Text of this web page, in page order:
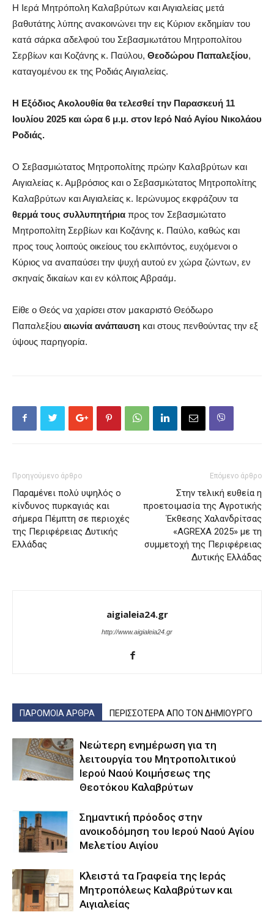
Η Ιερά Μητρόπολη Καλαβρύτων και Αιγιαλείας μετά
βαθυτάτης λύπης ανακοινώνει την εις Κύριον εκδημίαν του
κατά σάρκα αδελφού του Σεβασμιωτάτου Μητροπολίτου
Σερβίων και Κοζάνης κ. Παύλου, Θεοδώρου Παπαλεξίου,
καταγομένου εκ της Ροδιάς Αιγιαλείας.
Η Εξόδιος Ακολουθία θα τελεσθεί την Παρασκευή 11
Ιουλίου 2025 και ώρα 6 μ.μ. στον Ιερό Ναό Αγίου Νικολάου
Ροδιάς.
Ο Σεβασμιώτατος Μητροπολίτης πρώην Καλαβρύτων και
Αιγιαλείας κ. Αμβρόσιος και ο Σεβασμιώτατος Μητροπολίτης
Καλαβρύτων και Αιγιαλείας κ. Ιερώνυμος εκφράζουν τα
θερμά τους συλλυπητήρια προς τον Σεβασμιώτατο
Μητροπολίτη Σερβίων και Κοζάνης κ. Παύλο, καθώς και
προς τους λοιπούς οικείους του εκλιπόντος, ευχόμενοι ο
Κύριος να αναπαύσει την ψυχή αυτού εν χώρα ζώντων, εν
σκηναίς δικαίων και εν κόλποις Αβραάμ.
Είθε ο Θεός να χαρίσει στον μακαριστό Θεόδωρο
Παπαλεξίου αιωνία ανάπαυση και στους πενθούντας την εξ
ύψους παρηγορία.
Προηγούμενο άρθρο
Παραμένει πολύ υψηλός ο
κίνδυνος πυρκαγιάς και
σήμερα Πέμπτη σε περιοχές
της Περιφέρειας Δυτικής
Ελλάδας
Επόμενο άρθρο
Στην τελική ευθεία η
προετοιμασία της Αγροτικής
Έκθεσης Χαλανδρίτσας
«AGREXA 2025» με τη
συμμετοχή της Περιφέρειας
Δυτικής Ελλάδας
aigialeia24.gr
http://www.aigialeia24.gr
ΠΑΡΟΜΟΙΑ ΑΡΘΡΑ ΠΕΡΙΣΣΟΤΕΡΑ ΑΠΟ ΤΟΝ ΔΗΜΙΟΥΡΓΟ
Νεώτερη ενημέρωση για τη
λειτουργία του Μητροπολιτικού
Ιερού Ναού Κοιμήσεως της
Θεοτόκου Καλαβρύτων
Σημαντική πρόοδος στην
ανοικοδόμηση του Ιερού Ναού Αγίου
Μελετίου Αιγίου
Κλειστά τα Γραφεία της Ιεράς
Μητροπόλεως Καλαβρύτων και
Αιγιαλείας